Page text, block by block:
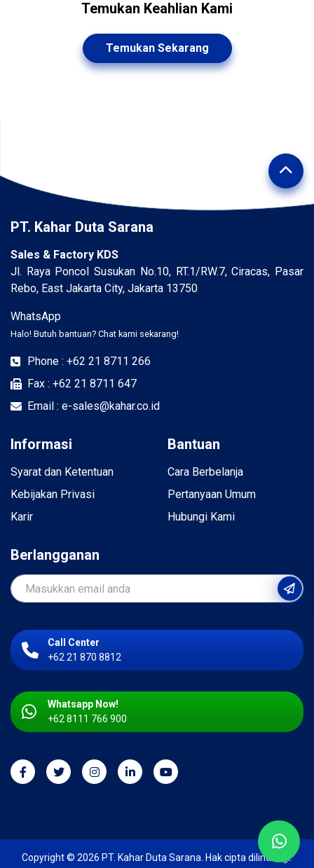
Temukan Keahlian Kami
Temukan Sekarang
PT. Kahar Duta Sarana
Sales & Factory KDS
Jl. Raya Poncol Susukan No.10, RT.1/RW.7, Ciracas, Pasar
Rebo, East Jakarta City, Jakarta 13750
WhatsApp
Halo! Butuh bantuan? Chat kami sekarang!
Phone : +62 21 8711 266
Fax : +62 21 8711 647
Email : e-sales@kahar.co.id
Informasi
Syarat dan Ketentuan
Kebijakan Privasi
Karir
Bantuan
Cara Berbelanja
Pertanyaan Umum
Hubungi Kami
Berlangganan
Call Center
+62 21 870 8812
Whatsapp Now!
+62 8111 766 900
Copyright © 2026 PT. Kahar Duta Sarana. Hak cipta dilindungi.